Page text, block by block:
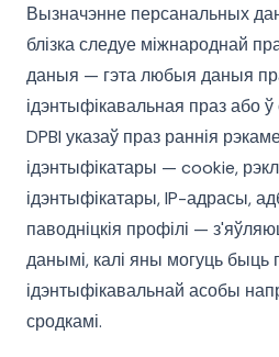
Вызначэнне персанальных
блізка следуе міжнароднай
даныя — гэта любыя даныя
ідэнтыфікавальная праз або ў
DPBI указаў праз раннія
ідэнтыфікатары — cookie,
ідэнтыфікатары, IP-адрасы,
паводніцкія профілі —
данымі, калі яны могуць
ідэнтыфікавальнай асобы
сродкамі.